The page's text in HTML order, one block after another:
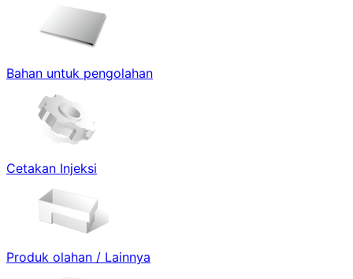
Bahan untuk pengolahan
Cetakan Injeksi
Produk olahan / Lainnya